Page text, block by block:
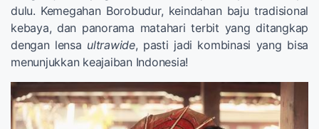
dulu. Kemegahan Borobudur, keindahan baju tradisional
kebaya, dan panorama matahari terbit yang ditangkap
dengan lensa ultrawide, pasti jadi kombinasi yang bisa
menunjukkan keajaiban Indonesia!